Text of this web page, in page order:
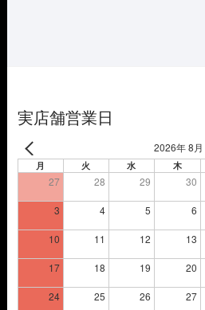
実店舗営業日
2026年 8月
月 火 水 木
27 28 29 30
3 4 5 6
10 11 12 13
17 18 19 20
24 25 26 27